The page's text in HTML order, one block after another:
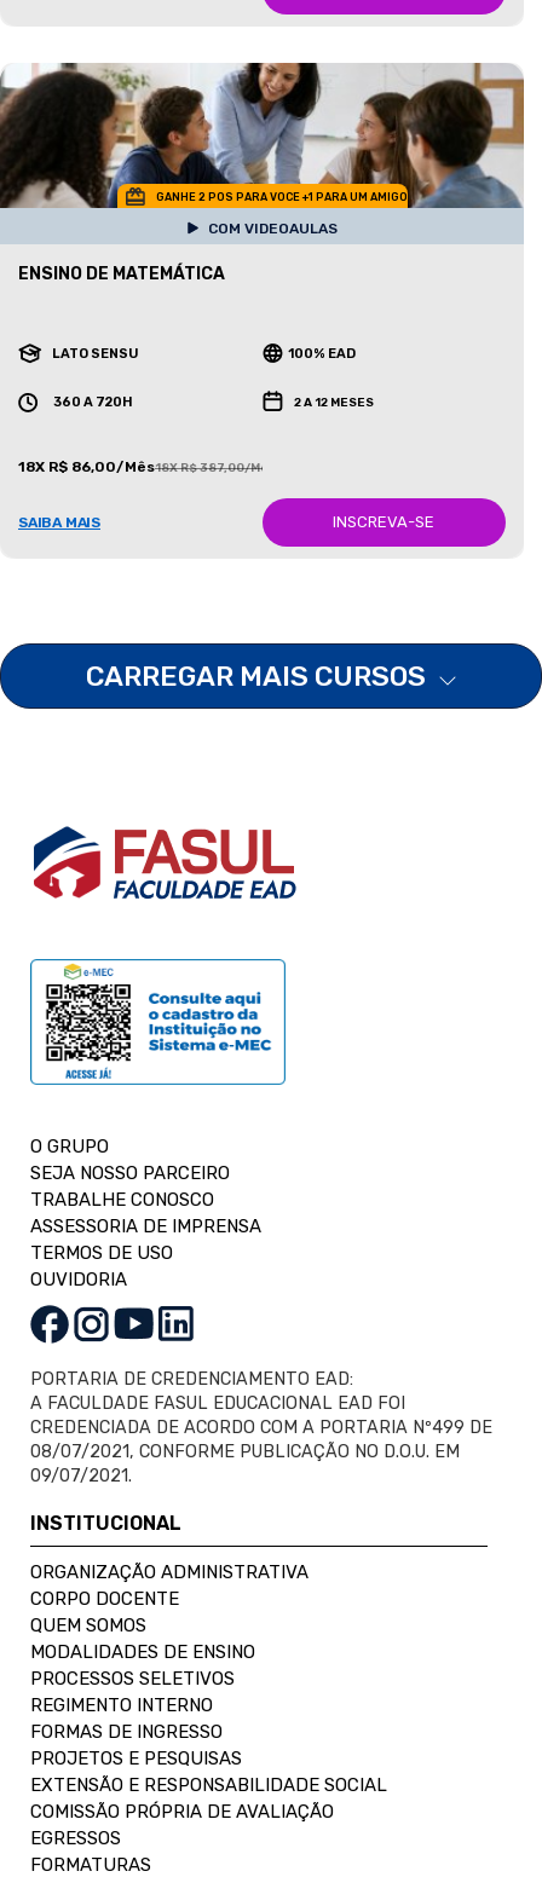
GANHE 2 POS PARA VOCE +1 PARA UM AMIGO
COM VIDEOAULAS
ENSINO DE MATEMÁTICA
LATO SENSU 100% EAD
360 A 720H 2 A 12 MESES
18X R$ 86,00/Mês18X R$ 387,00/Mês
SAIBA MAIS INSCREVA-SE
CARREGAR MAIS CURSOS
O GRUPO
SEJA NOSSO PARCEIRO
TRABALHE CONOSCO
ASSESSORIA DE IMPRENSA
TERMOS DE USO
OUVIDORIA
PORTARIA DE CREDENCIAMENTO EAD:
A FACULDADE FASUL EDUCACIONAL EAD FOI
CREDENCIADA DE ACORDO COM A PORTARIA Nº499 DE
08/07/2021, CONFORME PUBLICAÇÃO NO D.O.U. EM
09/07/2021.
INSTITUCIONAL
ORGANIZAÇÃO ADMINISTRATIVA
CORPO DOCENTE
QUEM SOMOS
MODALIDADES DE ENSINO
PROCESSOS SELETIVOS
REGIMENTO INTERNO
FORMAS DE INGRESSO
PROJETOS E PESQUISAS
EXTENSÃO E RESPONSABILIDADE SOCIAL
COMISSÃO PRÓPRIA DE AVALIAÇÃO
EGRESSOS
FORMATURAS